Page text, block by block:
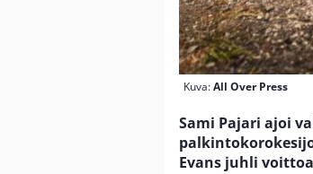
Kuva:All Over Press
Sami Pajari ajoi
Evans juhli